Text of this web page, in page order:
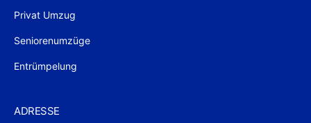
Privat Umzug
Seniorenumzüge
Entrümpelung
ADRESSE